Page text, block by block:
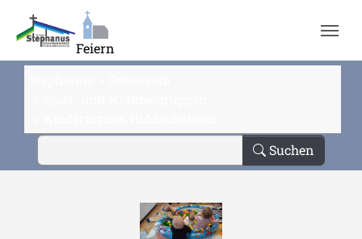
Zum Hauptinhalt springen
Feiern
Suchen